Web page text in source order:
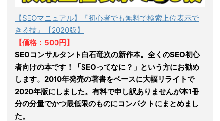
【SEOマニュアル】『初心者でも無料で検索上位表示で
きる技』【2020版】
【価格：500円】
SEOコンサルタント白石竜次の新作本。全くのSEO初心
者向けの本です！「SEOってなに？」という方にお勧め
します。2010年発売の著書をベースに大幅リライトで
2020年版にしました。有料で申し訳ありませんが本1冊
分の分量でかつ最低限のものにコンパクトにまとめまし
た。